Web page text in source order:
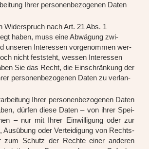
Ihrer per­so­nen­be­zo­ge­nen Daten
Wider­spruch nach Art. 21 Abs. 1
haben, muss eine Abwä­gung zwi­
unse­ren Inter­es­sen vor­ge­nom­men wer­
nicht fest­steht, wes­sen Inter­es­sen
Sie das Recht, die Ein­schrän­kung der
per­so­nen­be­zo­ge­nen Daten zu ver­lan­
Ihrer per­so­nen­be­zo­ge­nen Daten
dür­fen die­se Daten – von ihrer Spei­
– nur mit Ihrer Ein­wil­li­gung oder zur
Aus­übung oder Ver­tei­di­gung von Rechts­
zum Schutz der Rech­te einer ande­ren